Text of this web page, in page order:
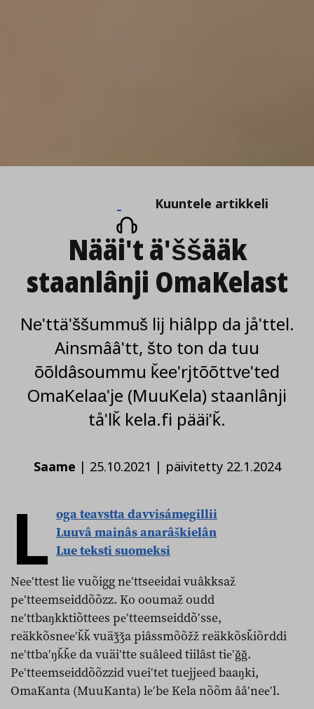
Kuuntele
artikkeli
Kuuntele artikkeli
Nääiʹt äʹššääk
staanlânji OmaKelast
Neʹttäʹššummuš lij hiâlpp da jåʹttel.
Ainsmââʹtt, što ton da tuu
õõldâsoummu ǩeeʹrjtõõttveʹted
OmaKelaaʹje (MuuKela) staanlânji
tåʹlǩ kela.fi pääiʹǩ.
Saame | 25.10.2021 | päivitetty 22.1.2024
L oga teavstta davvisámegillii
Luuvâ mainâs anarâškielân
Lue teksti suomeksi
Neeʹttest lie vuõigg neʹttseeidai vuâkksaž
peʹtteemseiddõõzz. Ko ooumaž oudd
neʹttbaŋkktiõttees peʹtteemseiddõʹsse,
reäkkõsneeʹǩǩ vuäǯǯa piâssmõõžž reäkkõsǩiõrddi
neʹttbaʹŋǩǩe da vuäiʹtte suâleed tiilâst tieʹǧǧ.
Peʹtteemseiddõõzzid vueiʹtet tuejjeed baaŋki,
OmaKanta (MuuKanta) leʹbe Kela nõõm ââʹneeʹl.